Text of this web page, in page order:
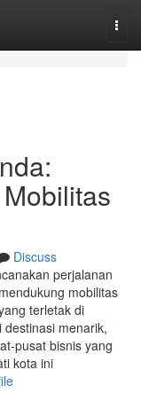
Discuss
perjalanan
mobilitas
terletak di
menarik,
pusat bisnis yang
kota ini